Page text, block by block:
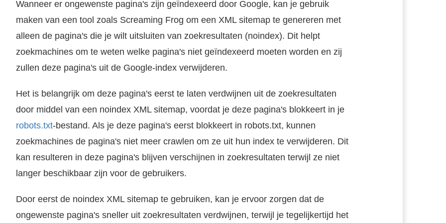
Wanneer er ongewenste pagina's zijn geïndexeerd door Google, kan je gebruik
maken van een tool zoals Screaming Frog om een XML sitemap te genereren met
alleen de pagina's die je wilt uitsluiten van zoekresultaten (noindex). Dit helpt
zoekmachines om te weten welke pagina's niet geïndexeerd moeten worden en zij
zullen deze pagina's uit de Google-index verwijderen.
Het is belangrijk om deze pagina's eerst te laten verdwijnen uit de zoekresultaten
door middel van een noindex XML sitemap, voordat je deze pagina's blokkeert in je
robots.txt-bestand. Als je deze pagina's eerst blokkeert in robots.txt, kunnen
zoekmachines de pagina's niet meer crawlen om ze uit hun index te verwijderen. Dit
kan resulteren in deze pagina's blijven verschijnen in zoekresultaten terwijl ze niet
langer beschikbaar zijn voor de gebruikers.
Door eerst de noindex XML sitemap te gebruiken, kan je ervoor zorgen dat de
ongewenste pagina's sneller uit zoekresultaten verdwijnen, terwijl je tegelijkertijd het